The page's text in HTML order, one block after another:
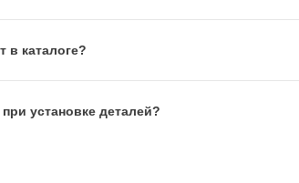
в каталоге?
установке деталей?